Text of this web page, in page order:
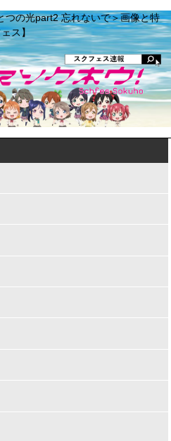
つの光part2 忘れないで＞画像と特
ス】